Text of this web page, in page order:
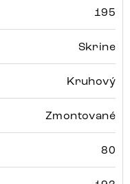
195
Skrine
Kruhový
Zmontované
80